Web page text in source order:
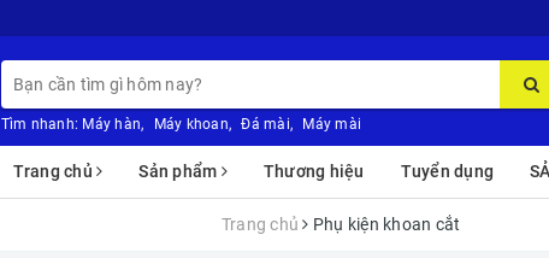
Tìm nhanh: Máy hàn, Máy khoan, Đá mài, Máy mài
Trang chủ Sản phẩm Thương hiệu Tuyển dụng
Trang chủ Phụ kiện khoan cắt